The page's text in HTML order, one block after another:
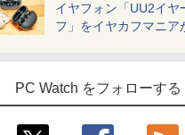
イヤフォン「UU2イヤ
フ」をイヤカフマニア
PC Watch をフォローする